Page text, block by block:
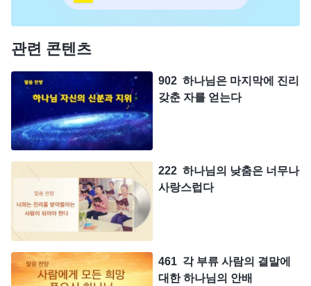
관련 콘텐츠
902 하나님은 마지막에 진리
갖춘 자를 얻는다
222 하나님의 낮춤은 너무나
사랑스럽다
461 각 부류 사람의 결말에
대한 하나님의 안배